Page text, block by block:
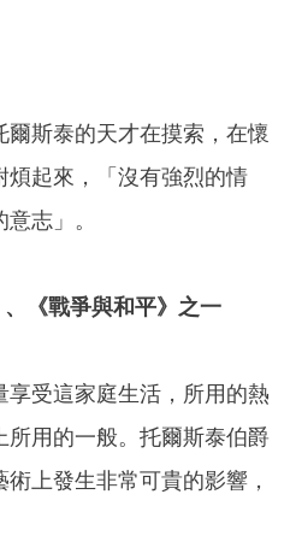
爾斯泰的天才在摸索，在懷
煩起來，「沒有強烈的情
志」。
《戰爭與和平》之一
享受這家庭生活，所用的熱
所用的一般。托爾斯泰伯爵
上發生非常可貴的影響，